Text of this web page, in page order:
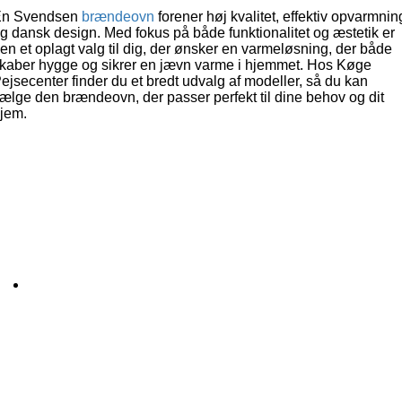
Svendsen brændeovn forener høj kvalitet, effektiv
dansk design. Med fokus på både funktionalitet og æstetik er
et oplagt valg til dig, der ønsker en varmeløsning, der både
hygge og sikrer en jævn varme i hjemmet. Hos Køge
finder du et bredt udvalg af modeller, så du kan
den brændeovn, der passer perfekt til dine behov og dit